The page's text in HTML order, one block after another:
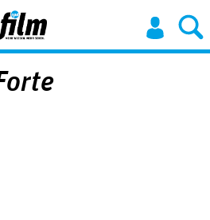
to Navigation